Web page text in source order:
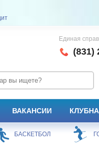
Единая
(831)
ВАКАНСИИ
БАСКЕТБОЛ